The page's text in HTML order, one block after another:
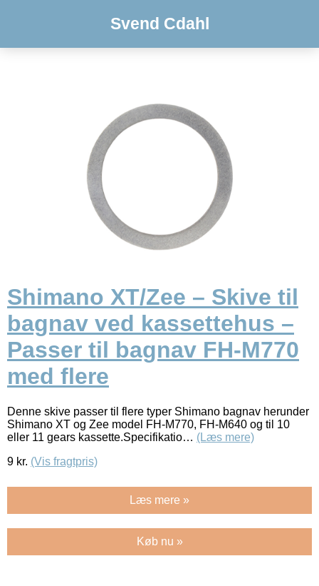
Svend Cdahl
Shimano XT/Zee – Skive til
bagnav ved kassettehus –
Passer til bagnav FH-M770
med flere
Denne skive passer til flere typer Shimano bagnav herunder
Shimano XT og Zee model FH-M770, FH-M640 og til 10
eller 11 gears kassette.Specifikatio… (Læs mere)
9 kr. (Vis fragtpris)
Læs mere »
Køb nu »